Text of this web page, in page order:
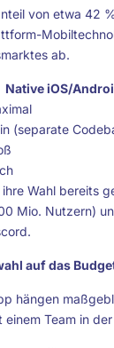
von etwa 42
ab.
Native iOS/
(separate
Wahl bereits
Mio. Nutzern)
auf das
hängen
Team in